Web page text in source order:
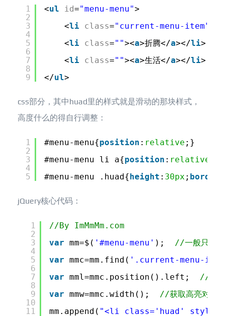
1
2
3
4
5
6
7
8
9
<ul id="menu-menu">
<li class="current-menu-item"
<li class=""><a>折腾</a></li>
<li class=""><a>生活</a></li>
</ul>
css部分，其中huad里的样式就是滑动的那块样式，
高度什么的得自行调整：
1
2
3
4
5
#menu-menu{position : relative ;}
#menu-menu li a{position : relative
#menu-menu .huad{height : 30px ;
jQuery核心代码：
1
2
3
4
5
6
7
8
9
10
11
//By ImMmMm.com
var mm=$( '#menu-menu' ); //一般只需
var mmc=mm.find( '.current-menu-
var mml=mmc.position().left; //高亮
var mmw=mmc.width(); //获取高亮对象
mm.append( "<li class='huad'